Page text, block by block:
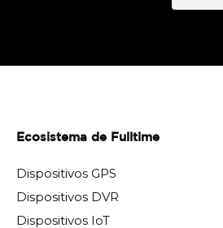
Ecosistema de Fulltime
Dispositivos GPS
Dispositivos DVR
Dispositivos IoT